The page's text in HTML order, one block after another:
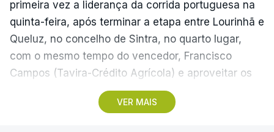
VER MAIS
primeira vez a liderança da corrida portuguesa na
quinta-feira, após terminar a etapa entre Lourinhã e
Queluz, no concelho de Sintra, no quarto lugar,
com o mesmo tempo do vencedor, Francisco
Campos (Tavira-Crédito Agrícola) e aproveitar os
05.28 minutos perdidos pelo colega Julius
Johansen, vencedor do prólogo, para envergar a